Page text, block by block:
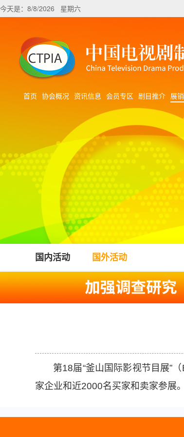
今天是：8/8/2026 星期六
首页 协会概况 资讯信息 会员专区 剧目推介 展
国内活动 国外活动
第18届“釜山国际影视节目展”
家企业和近2000名买家和卖家参展。